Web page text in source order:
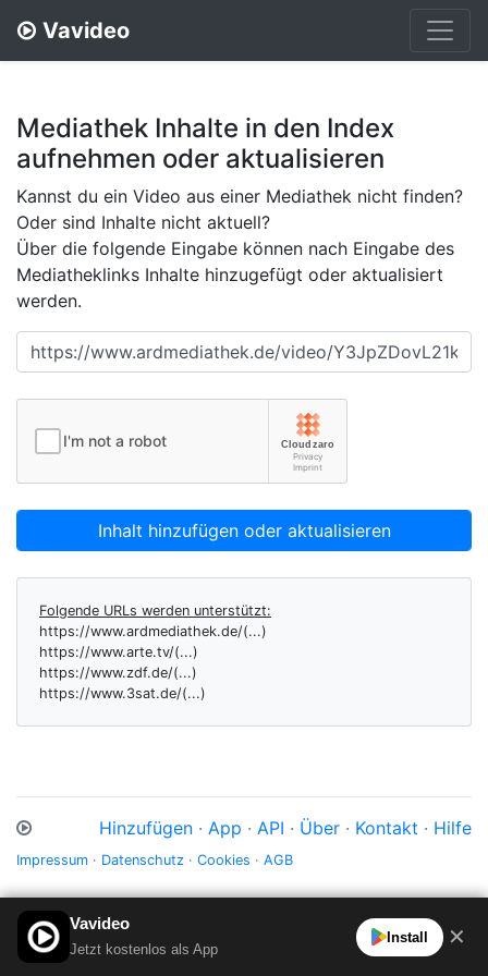
Vavideo
Mediathek Inhalte in den Index
aufnehmen oder aktualisieren
Kannst du ein Video aus einer Mediathek nicht finden?
Oder sind Inhalte nicht aktuell?
Über die folgende Eingabe können nach Eingabe des
Mediatheklinks Inhalte hinzugefügt oder aktualisiert
werden.
Inhalt hinzufügen oder aktualisieren
Folgende URLs werden unterstützt:
https://www.ardmediathek.de/(...)
https://www.arte.tv/(...)
https://www.zdf.de/(...)
https://www.3sat.de/(...)
Hinzufügen · App · API · Über · Kontakt · Hilfe
Impressum · Datenschutz · Cookies · AGB
Vavideo
Jetzt kostenlos als App
Install ✕